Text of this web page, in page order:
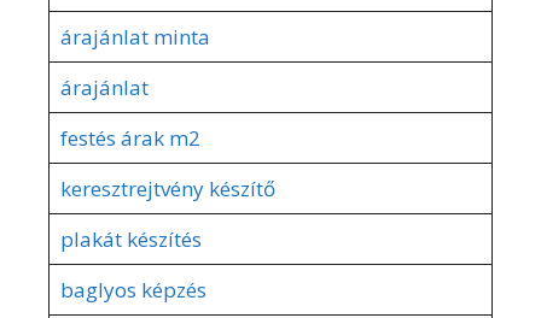
árajánlat minta
árajánlat
festés árak m2
keresztrejtvény készítő
plakát készítés
baglyos képzés